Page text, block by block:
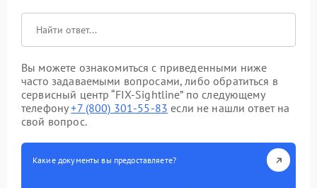
Вы можете ознакомиться с приведенными ниже
часто задаваемыми вопросами, либо обратиться в
сервисный центр “FIX-Sightline” по следующему
телефону+7 (800) 301-55-83 если не нашли ответ на
свой вопрос.
Какие документы вы предоставляете?